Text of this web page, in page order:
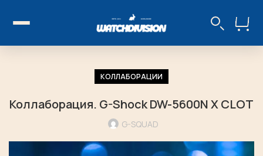
КОЛЛАБОРАЦИИ
Коллаборация. G-Shock DW-5600N X CLOT
G-SQUAD